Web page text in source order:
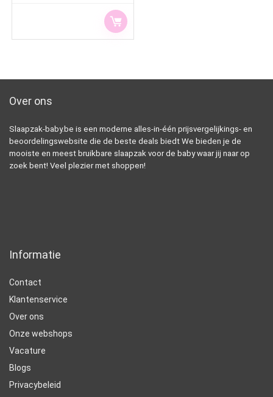
Over ons
Slaapzak-baby.be is een moderne alles-in-één prijsvergelijkings- en
beoordelingswebsite die de beste deals biedt We bieden je de
mooiste en meest bruikbare slaapzak voor de baby waar jij naar op
zoek bent! Veel plezier met shoppen!
Informatie
Contact
Klantenservice
Over ons
Onze webshops
Vacature
Blogs
Privacybeleid